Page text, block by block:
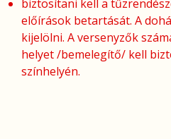
biztosítani kell a
előírások betartását. A
kijelölni. A versenyzők
helyet /bemelegítő/ kell
színhelyén.